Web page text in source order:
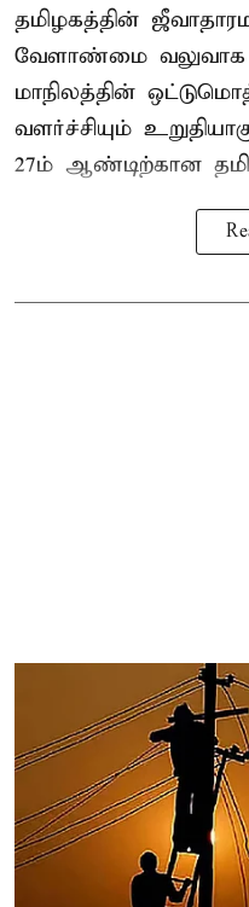
தமிழகத்தின்
வேளாண்மை வலுவாக
மாநிலத்தின்
வளர்ச்சியும்
27ம் ஆண்டிற்கான